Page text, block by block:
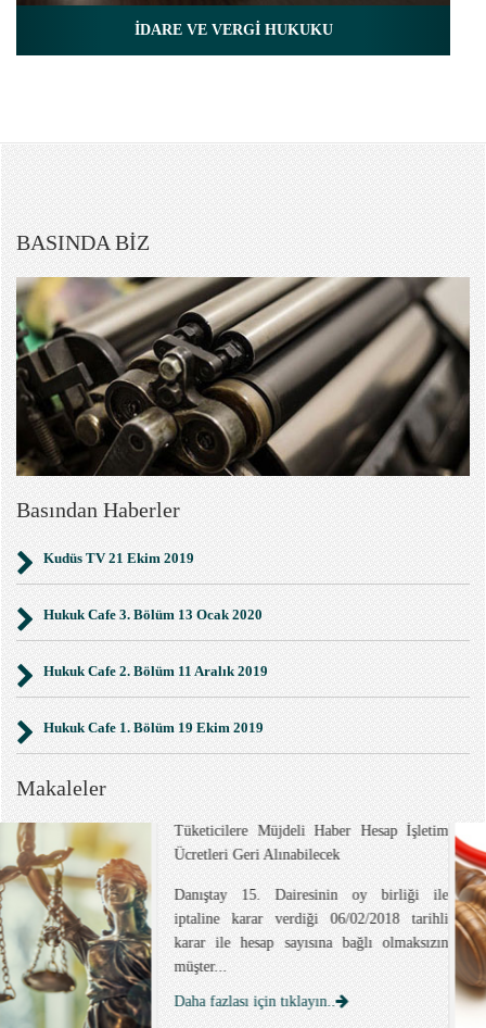
İDARE VE VERGİ HUKUKU
BASINDA BİZ
Basından Haberler
Kudüs TV 21 Ekim 2019
Hukuk Cafe 3. Bölüm 13 Ocak 2020
Hukuk Cafe 2. Bölüm 11 Aralık 2019
Hukuk Cafe 1. Bölüm 19 Ekim 2019
Makaleler
Sağlık Hukuna Genel Bir Bakış
Geleneksel anlayışta sağlık kavramı,
“hastalığın olmayışı” şeklinde
tanımlanmaktadır. Ancak bu tanım, zamanla
yeterlil...
Daha fazlası için tıklayın..